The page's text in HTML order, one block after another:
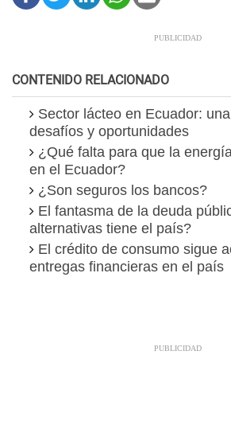
CONTENIDO RELACIONADO
Sector lácteo en Ecuador:
desafíos y oportunidades
¿Qué falta para que la
en el Ecuador?
¿Son seguros los bancos?
El fantasma de la deuda
alternativas tiene el país?
El crédito de consumo sigue
entregas financieras en el país